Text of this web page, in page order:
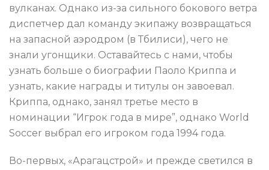
вулканах. Однако из-за сильного бокового ветра
диспетчер дал команду экипажу возвращаться
на запасной аэродром (в Тбилиси), чего не
знали угонщики. Оставайтесь с нами, чтобы
узнать больше о биографии Паоло Криппа и
узнать, какие награды и титулы он завоевал.
Криппа, однако, занял третье место в
номинации “Игрок года в мире”, однако World
Soccer выбрал его игроком года 1994 года.
Во-первых, «Арагацстрой» и прежде светился в